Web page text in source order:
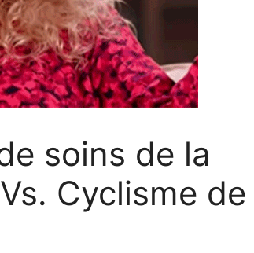
soins de la
Cyclisme de